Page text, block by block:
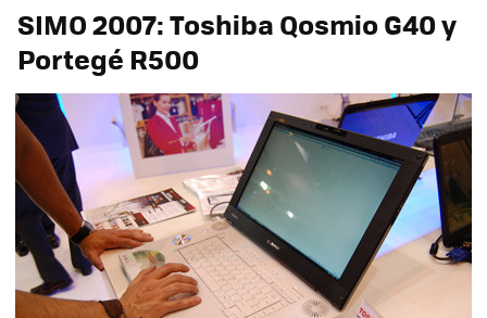
SIMO 2007: Toshiba Qosmio G40 y
Portegé R500